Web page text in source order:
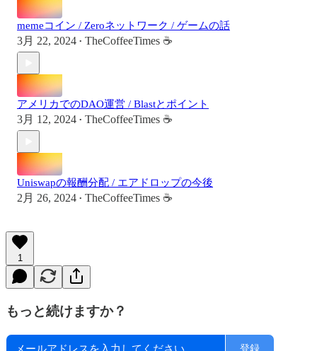
memeコイン / Zeroネットワーク / ゲームの話
3月 22, 2024 • TheCoffeeTimes ☕
アメリカでのDAO運営 / Blastとポイント
3月 12, 2024 • TheCoffeeTimes ☕
Uniswapの報酬分配 / エアドロップの今後
2月 26, 2024 • TheCoffeeTimes ☕
1
もっと続けますか？
登録